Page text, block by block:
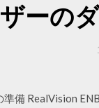
ーの
RealVision